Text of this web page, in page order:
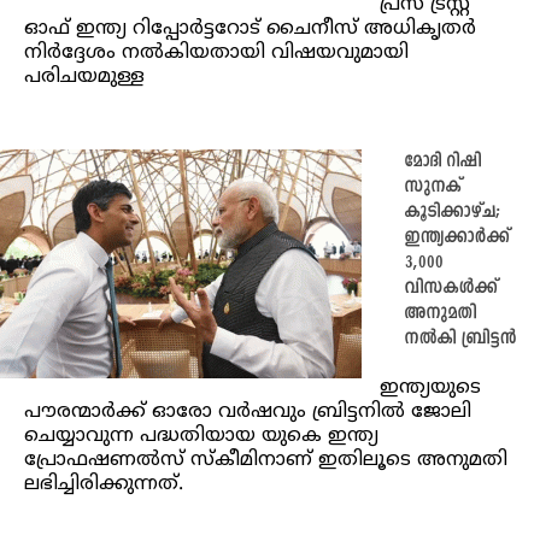
പ്രസ് ട്രസ്റ്റ്
ഓഫ് ഇന്ത്യ റിപ്പോർട്ടറോട് ചൈനീസ് അധികൃതർ
നിർദ്ദേശം നൽകിയതായി വിഷയവുമായി
പരിചയമുള്ള
മോദി റിഷി
സുനക്
കൂടിക്കാഴ്ച;
ഇന്ത്യക്കാർക്ക്
3,000
വിസകള്‍ക്ക്
അനുമതി
നല്‍കി ബ്രിട്ടൻ
ഇന്ത്യയുടെ
പൗരന്മാര്‍ക്ക് ഓരോ വര്‍ഷവും ബ്രിട്ടനില്‍ ജോലി
ചെയ്യാവുന്ന പദ്ധതിയായ യുകെ ഇന്ത്യ
പ്രോഫഷണല്‍സ് സ്‌കീമിനാണ് ഇതിലൂടെ അനുമതി
ലഭിച്ചിരിക്കുന്നത്.